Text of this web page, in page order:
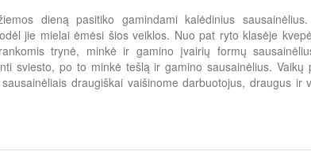
dieną pasitiko gamindami kalėdinius sausainėlius.
jie mielai ėmėsi šios veiklos. Nuo pat ryto klasėje
trynė, minkė ir gamino įvairių formų
sviesto, po to minkė tešlą ir gamino sausainėlius. Vaikų
draugiškai vaišinome darbuotojus, draugus ir